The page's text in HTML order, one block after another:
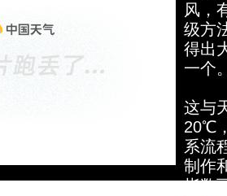
风，
级方
得出
一个
这与
20℃
系流
制作
指数